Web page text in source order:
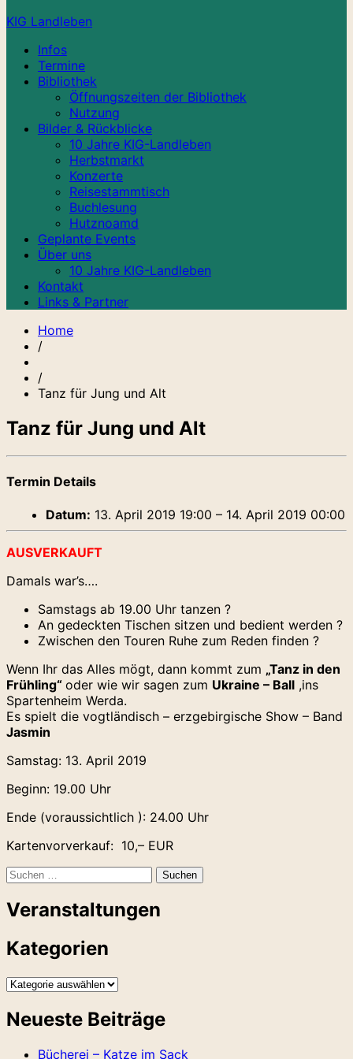
KIG Landleben
Infos
Termine
Bibliothek
Öffnungszeiten der Bibliothek
Nutzung
Bilder & Rückblicke
10 Jahre KIG-Landleben
Herbstmarkt
Konzerte
Reisestammtisch
Buchlesung
Hutznoamd
Geplante Events
Über uns
10 Jahre KIG-Landleben
Kontakt
Links & Partner
Home
/
/
Tanz für Jung und Alt
Tanz für Jung und Alt
Termin Details
Datum: 13. April 2019 19:00 – 14. April 2019 00:00
AUSVERKAUFT
Damals war’s….
Samstags ab 19.00 Uhr tanzen ?
An gedeckten Tischen sitzen und bedient werden ?
Zwischen den Touren Ruhe zum Reden finden ?
Wenn Ihr das Alles mögt, dann kommt zum „Tanz in den
Frühling“ oder wie wir sagen zum Ukraine – Ball ,ins
Spartenheim Werda.
Es spielt die vogtländisch – erzgebirgische Show – Band
Jasmin
Samstag: 13. April 2019
Beginn: 19.00 Uhr
Ende (voraussichtlich ): 24.00 Uhr
Kartenvorverkauf: 10,– EUR
Suchen
nach:
Veranstaltungen
Kategorien
Kategorien
Neueste Beiträge
Bücherei – Katze im Sack